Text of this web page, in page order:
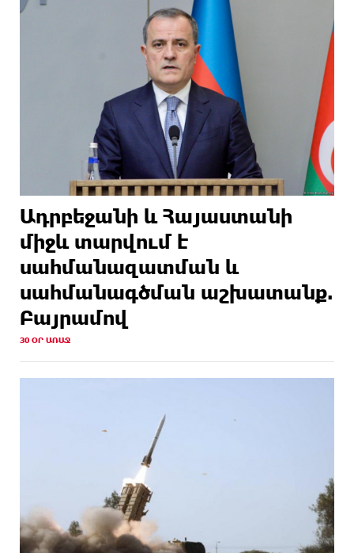
Ադրբեջանի և Հայաստանի
միջև տարվում է
սահմանազատման և
սահմանագծման աշխատանք.
Բայրամով
30 ՕՐ ԱՌԱՋ